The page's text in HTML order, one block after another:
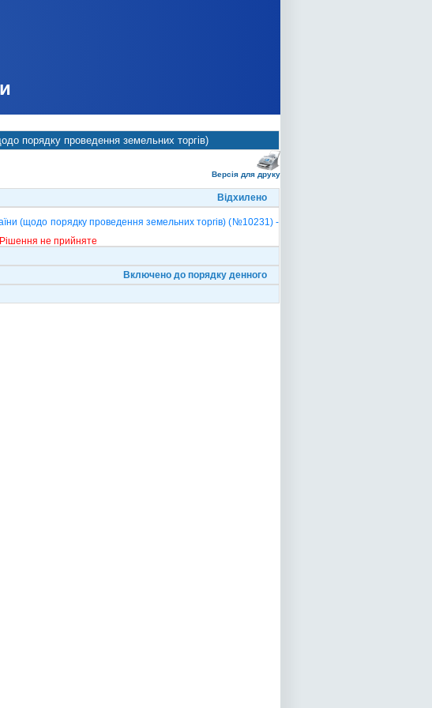
порядку проведення земельних торгів)
Версія для друку
Відхилено
(щодо порядку проведення земельних торгів) (№10231) -
Рішення не прийняте
Включено до порядку денного